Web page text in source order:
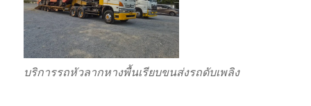
บริการรถหัวลากหางพื้นเรียบขนส่งรถดับเพลิง